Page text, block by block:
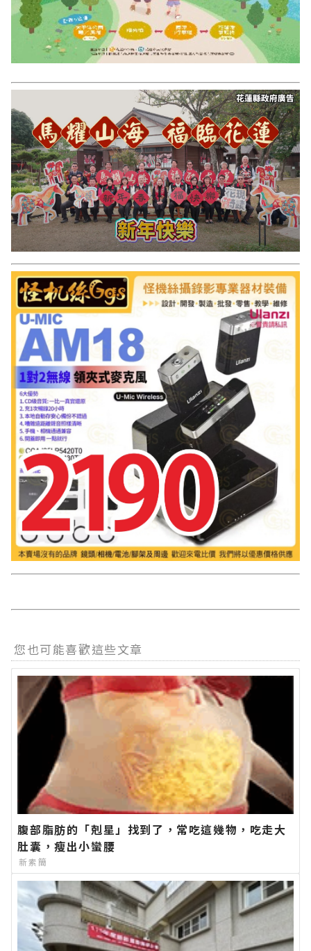
您也可能喜歡這些文章
腹部脂肪的「剋星」找到了，常吃這幾物，吃走大
肚囊，瘦出小蠻腰
新素簡